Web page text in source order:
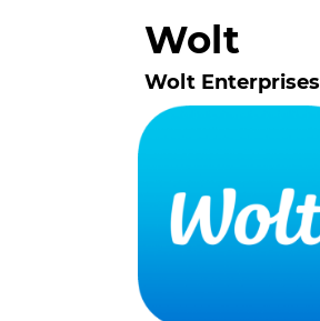
Wolt
Wolt